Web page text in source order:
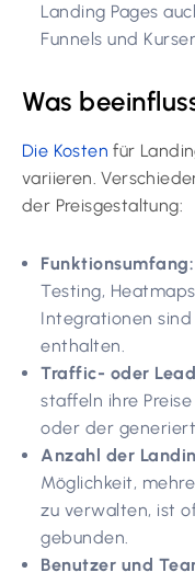
Landing Pages
Funnels und
Was
Die Kosten für
variieren.
der Preisgestaltung:
Funktionsumfang:
Testing,
Integrationen
enthalten.
Traffic- oder
staffeln ihre
oder der
Anzahl der
Möglichkeit,
zu verwalten, ist
gebunden.
Benutzer und